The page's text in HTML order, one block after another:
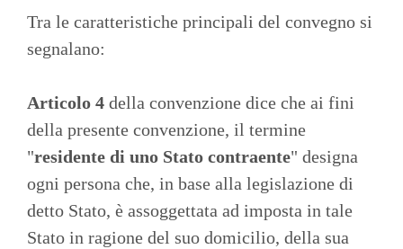
Tra le caratteristiche principali del convegno si
segnalano:
Articolo 4 della convenzione dice che ai fini
della presente convenzione, il termine
"residente di uno Stato contraente" designa
ogni persona che, in base alla legislazione di
detto Stato, è assoggettata ad imposta in tale
Stato in ragione del suo domicilio, della sua